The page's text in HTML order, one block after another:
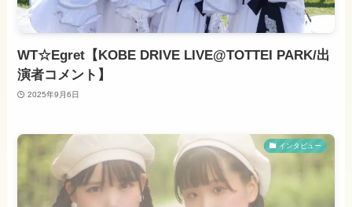
WT☆Egret【KOBE DRIVE LIVE@TOTTEI PARK/出
演者コメント】
2025年9月6日
インタビュー